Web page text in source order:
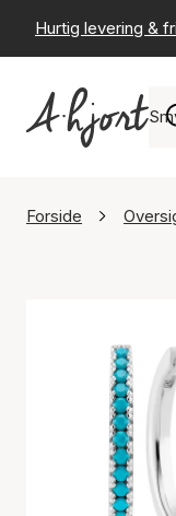
Hurtig levering &
Forside